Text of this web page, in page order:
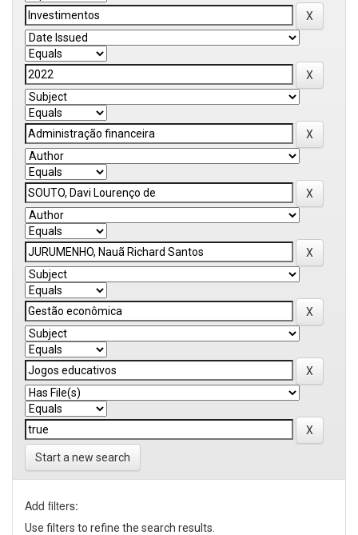
Start a new search
Add filters:
Use filters to refine the search results.